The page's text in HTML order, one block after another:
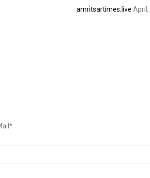
amritsartimes.live April,